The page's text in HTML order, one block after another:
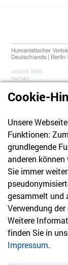
030 61 39 04
info@hvd-
Newsletter
Bleiben Sie mit
Stand mit
Cookie-
Unsere
Funktionen:
grundlegende
anderen
Sie immer
gesammelt und
Verwendung
Weitere
finden Sie in
Impressum.